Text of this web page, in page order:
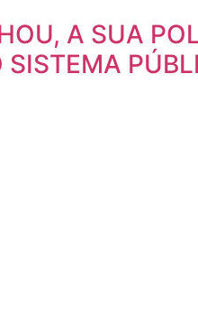
A SUA
SISTEMA